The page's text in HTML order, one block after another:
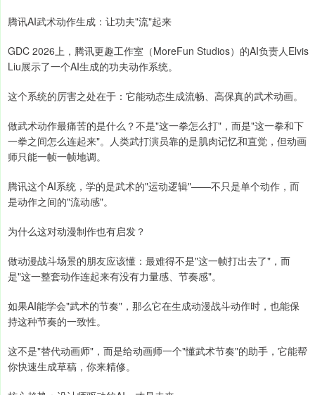
腾讯AI武术动作生成：让功夫"流"起来
GDC 2026上，腾讯更趣工作室（MoreFun Studios）的AI负责人Elvis
Liu展示了一个AI生成的功夫动作系统。
这个系统的厉害之处在于：它能动态生成流畅、高保真的武术动画。
做武术动作最痛苦的是什么？不是"这一拳怎么打"，而是"这一拳和下
一拳之间怎么连起来"。人类武打演员靠的是肌肉记忆和直觉，但动画
师只能一帧一帧地调。
腾讯这个AI系统，学的是武术的"运动逻辑"——不只是单个动作，而
是动作之间的"流动感"。
为什么这对动漫制作也有启发？
做动漫战斗场景的朋友应该懂：最难得不是"这一帧打出去了"，而
是"这一整套动作连起来有没有力量感、节奏感"。
如果AI能学会"武术的节奏"，那么它在生成动漫战斗动作时，也能保
持这种节奏的一致性。
这不是"替代动画师"，而是给动画师一个"懂武术节奏"的助手，它能帮
你快速生成草稿，你来精修。